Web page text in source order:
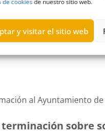
y visitar el sitio web
al Ayuntamiento
sobre